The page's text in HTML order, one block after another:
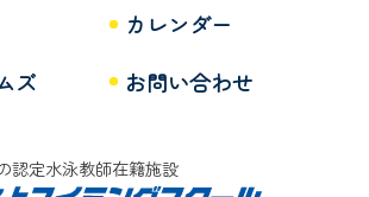
カレンダー
ズ
お問い合わせ
認定水泳教師在籍施設